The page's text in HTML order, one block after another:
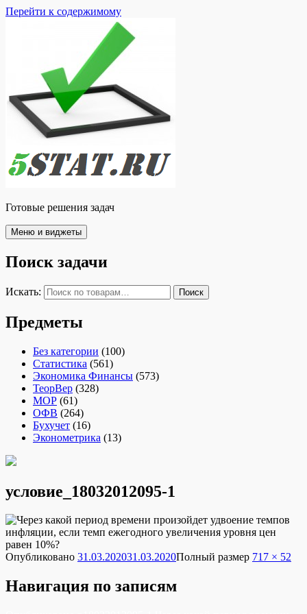
Перейти к содержимому
Готовые решения задач
Меню и виджеты
Поиск задачи
Искать: Поиск
Предметы
Без категории (100)
Статистика (561)
Экономика Финансы (573)
ТеорВер (328)
МОР (61)
ОФВ (264)
Бухучет (16)
Эконометрика (13)
условие_18032012095-1
Опубликовано 31.03.202031.03.2020Полный размер 717 × 52
Навигация по записям